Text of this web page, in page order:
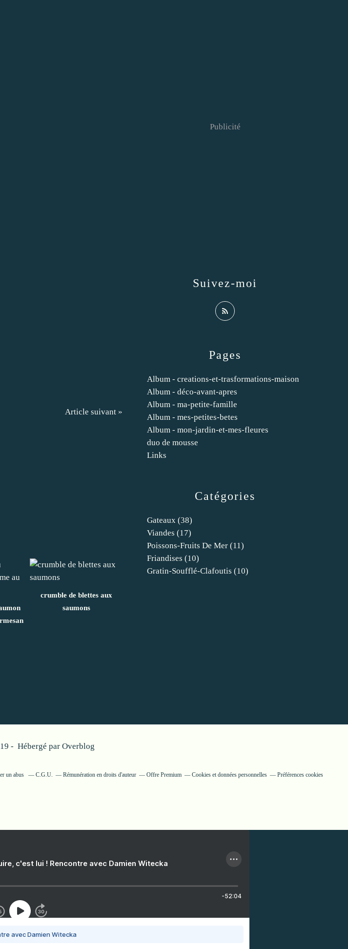
Article suivant »
crumble de blettes aux
saumons
Catégories
Gateaux (38)
Viandes (17)
Poissons-Fruits De Mer (11)
Friandises (10)
Gratin-Soufflé-Clafoutis (10)
Pages
Album - creations-et-trasformations-maison
Album - déco-avant-apres
Album - ma-petite-famille
Album - mes-petites-betes
Album - mon-jardin-et-mes-fleures
duo de mousse
Links
Suivez-moi
Publicité
- Hébergé par Overblog
un abus C.G.U. Rémunération en droits d'auteur Offre Premium Cookies et données personnelles Préférences cookies
c'est lui ! Rencontre avec Damien Witecka
-52:04
avec Damien Witecka